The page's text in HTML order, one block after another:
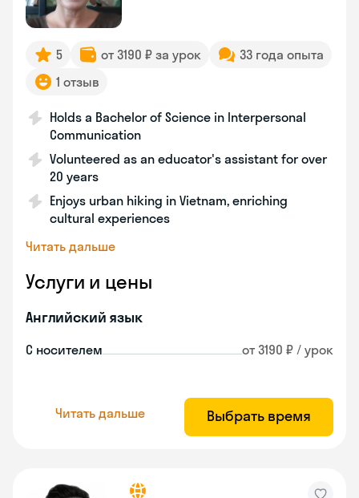
5 от 3190 ₽ за урок
33 года опыта
1 отзыв
Holds a Bachelor of Science in Interpersonal
Communication
Volunteered as an educator's assistant for over
20 years
Enjoys urban hiking in Vietnam, enriching
cultural experiences
Читать дальше
Услуги и цены
Английский язык
С носителем от 3190 ₽ / урок
Читать дальше Выбрать время